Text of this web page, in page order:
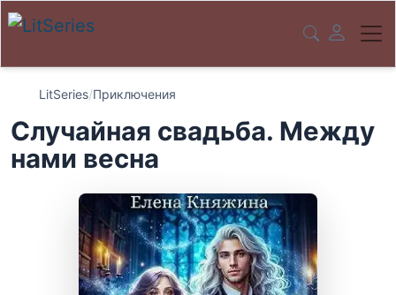
LitSeries/Приключения
Случайная свадьба. Между
нами весна